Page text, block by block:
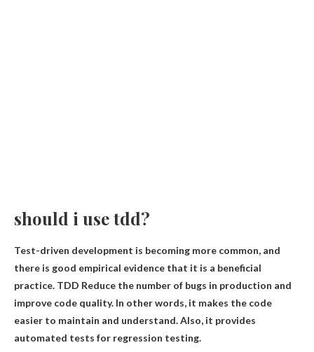
should i use tdd?
Test-driven development is becoming more common, and
there is good empirical evidence that it is a beneficial
practice. TDD Reduce the number of bugs in production and
improve code quality. In other words, it makes the code
easier to maintain and understand. Also, it provides
automated tests for regression testing.